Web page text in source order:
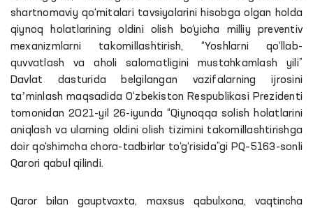
shartnomaviy qo‘mitalari tavsiyalarini hisobga olgan holda
qiynoq holatlarining oldini olish bo‘yicha milliy preventiv
mexanizmlarni takomillashtirish, “Yoshlarni qo‘llab-
quvvatlash va aholi salomatligini mustahkamlash yili”
Davlat dasturida belgilangan vazifalarning ijrosini
taʼminlash maqsadida O‘zbekiston Respublikasi Prezidenti
tomonidan 2021-yil 26-iyunda “Qiynoqqa solish holatlarini
aniqlash va ularning oldini olish tizimini takomillashtirishga
doir qo‘shimcha chora-tadbirlar to‘g‘risida”gi PQ–5163-sonli
Qarori qabul qilindi.
Qaror bilan gauptvaxta, maxsus qabulxona, vaqtincha